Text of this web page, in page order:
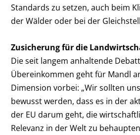
Standards zu setzen, auch beim
der Wälder oder bei der
Zusicherung für die
Die seit langem anhaltende
Übereinkommen geht für Mandl
Dimension vorbei: „Wir sollten
bewusst werden, dass es in der
der EU darum geht, die
Relevanz in der Welt zu